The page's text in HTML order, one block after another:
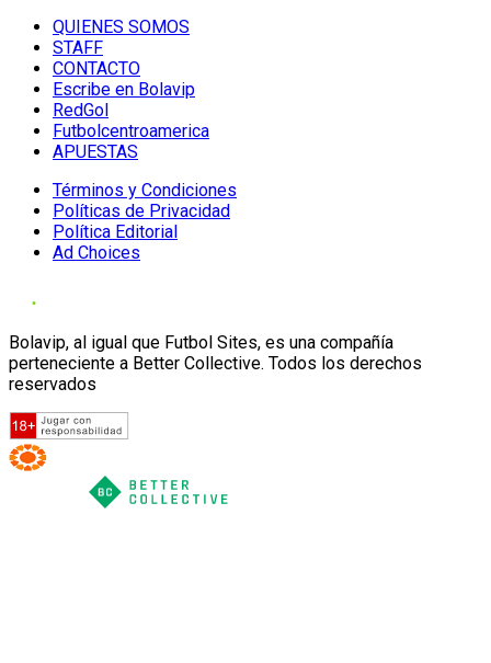
QUIENES SOMOS
STAFF
CONTACTO
Escribe en Bolavip
RedGol
Futbolcentroamerica
APUESTAS
Términos y Condiciones
Políticas de Privacidad
Política Editorial
Ad Choices
Bolavip, al igual que Futbol Sites, es una compañía
perteneciente a Better Collective. Todos los derechos
reservados